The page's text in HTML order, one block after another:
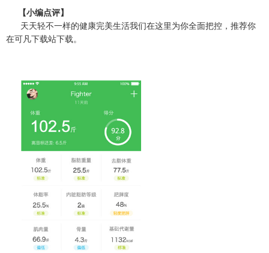
【小编点评】
天天轻不一样的健康完美生活我们在这里为你全面把控，推荐你
在可凡下载站下载。